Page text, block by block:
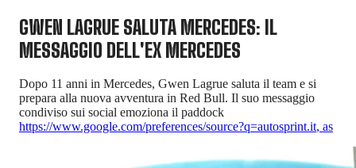
GWEN LAGRUE SALUTA MERCEDES: IL
MESSAGGIO DELL'EX MERCEDES
Dopo 11 anni in Mercedes, Gwen Lagrue saluta il team e si
prepara alla nuova avventura in Red Bull. Il suo messaggio
condiviso sui social emoziona il paddock
https://www.google.com/preferences/source?q=autosprint.it, as